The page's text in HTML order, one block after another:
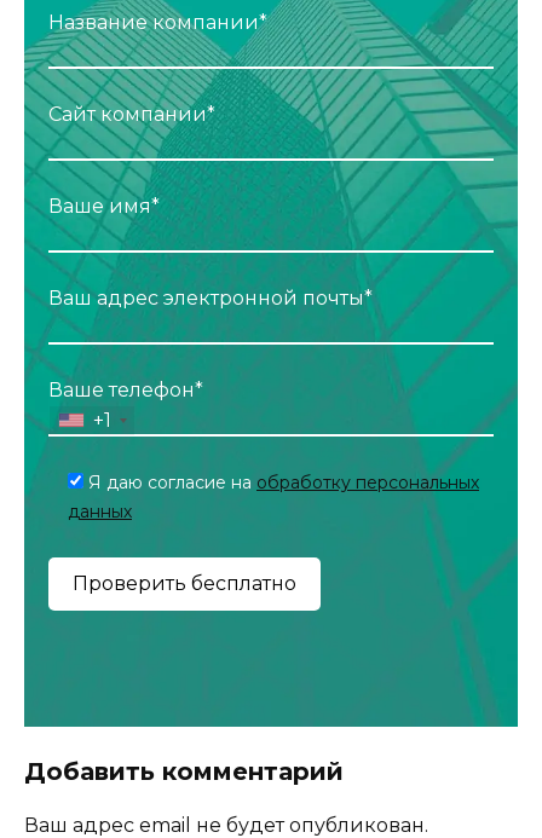
Название компании*
Сайт компании*
Ваше имя*
Ваш адрес электронной почты*
Ваше телефон*
+1
Я даю согласие на обработку персональных
данных
Добавить комментарий
Ваш адрес email не будет опубликован.